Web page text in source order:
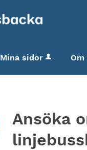
Mina sidor
Ansöka